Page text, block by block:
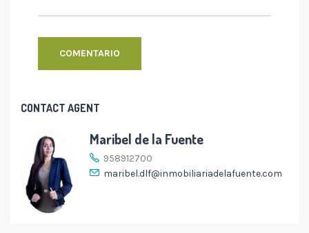
CONTACT AGENT
Maribel de la Fuente
958912700
maribel.dlf@inmobiliariadelafuente.com